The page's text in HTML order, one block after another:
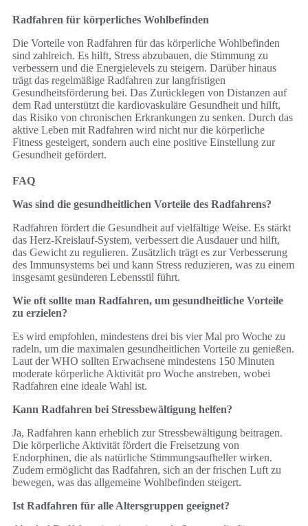
Radfahren für körperliches Wohlbefinden
Die Vorteile von Radfahren für das körperliche Wohlbefinden
sind zahlreich. Es hilft, Stress abzubauen, die Stimmung zu
verbessern und die Energielevels zu steigern. Darüber hinaus
trägt das regelmäßige Radfahren zur langfristigen
Gesundheitsförderung bei. Das Zurücklegen von Distanzen auf
dem Rad unterstützt die kardiovaskuläre Gesundheit und hilft,
das Risiko von chronischen Erkrankungen zu senken. Durch das
aktive Leben mit Radfahren wird nicht nur die körperliche
Fitness gesteigert, sondern auch eine positive Einstellung zur
Gesundheit gefördert.
FAQ
Was sind die gesundheitlichen Vorteile des Radfahrens?
Radfahren fördert die Gesundheit auf vielfältige Weise. Es stärkt
das Herz-Kreislauf-System, verbessert die Ausdauer und hilft,
das Gewicht zu regulieren. Zusätzlich trägt es zur Verbesserung
des Immunsystems bei und kann Stress reduzieren, was zu einem
insgesamt gesünderen Lebensstil führt.
Wie oft sollte man Radfahren, um gesundheitliche Vorteile
zu erzielen?
Es wird empfohlen, mindestens drei bis vier Mal pro Woche zu
radeln, um die maximalen gesundheitlichen Vorteile zu genießen.
Laut der WHO sollten Erwachsene mindestens 150 Minuten
moderate körperliche Aktivität pro Woche anstreben, wobei
Radfahren eine ideale Wahl ist.
Kann Radfahren bei Stressbewältigung helfen?
Ja, Radfahren kann erheblich zur Stressbewältigung beitragen.
Die körperliche Aktivität fördert die Freisetzung von
Endorphinen, die als natürliche Stimmungsaufheller wirken.
Zudem ermöglicht das Radfahren, sich an der frischen Luft zu
bewegen, was das allgemeine Wohlbefinden steigert.
Ist Radfahren für alle Altersgruppen geeignet?